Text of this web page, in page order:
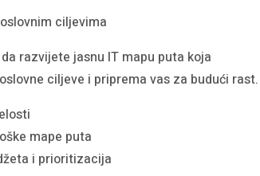
ciljevima
razvijete jasnu IT mapu puta koja
ciljeve i priprema vas za budući rast.
mape puta
i prioritizacija